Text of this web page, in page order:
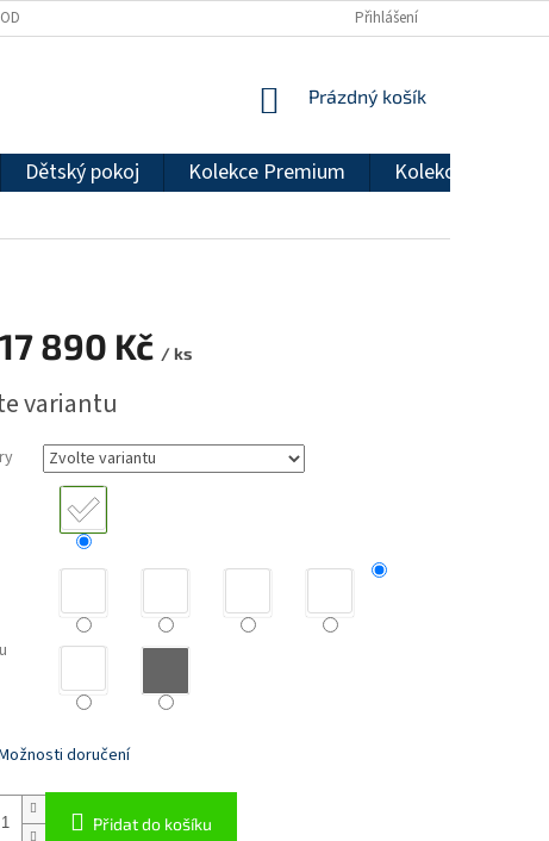
OCHRANY OSOBNÍCH ÚDAJŮ REKLAMAČNÍ ŘÁD
Přihlášení
NÁKUPNÍ
Prázdný košík
Dětský pokoj Kolekce Premium Kolekce
17 890 Kč / ks
variantu
doručení
Přidat do košíku